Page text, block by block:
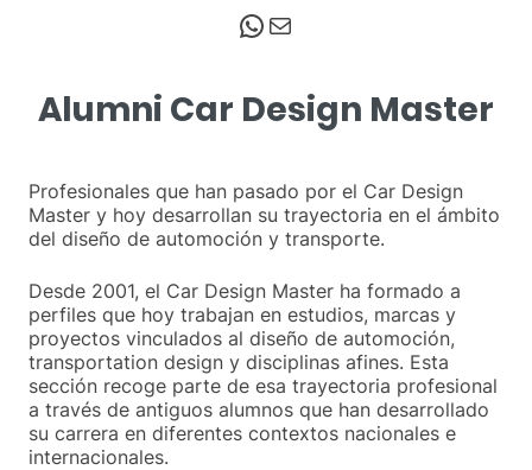
WhatsApp Correo electrónico
Alumni Car Design Master
Profesionales que han pasado por el Car Design
Master y hoy desarrollan su trayectoria en el ámbito
del diseño de automoción y transporte.
Desde 2001, el Car Design Master ha formado a
perfiles que hoy trabajan en estudios, marcas y
proyectos vinculados al diseño de automoción,
transportation design y disciplinas afines. Esta
sección recoge parte de esa trayectoria profesional
a través de antiguos alumnos que han desarrollado
su carrera en diferentes contextos nacionales e
internacionales.